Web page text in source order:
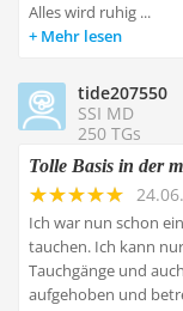
Alles wird ruhig ...
Mehr lesen
tide207550
SSI MD
250 TGs
Tolle Basis in der
Ich war nun schon
tauchen. Ich kann
Tauchgänge und
aufgehoben und